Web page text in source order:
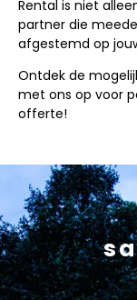
Rental is niet
partner die
afgestemd op
Ontdek de
met ons op voor
offerte!